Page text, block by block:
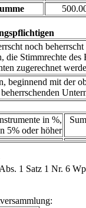
noch beherrscht
die Stimmrechte des
zugerechnet
beginnend mit der
in %,
5% oder höher
1 Satz 1 Nr. 6